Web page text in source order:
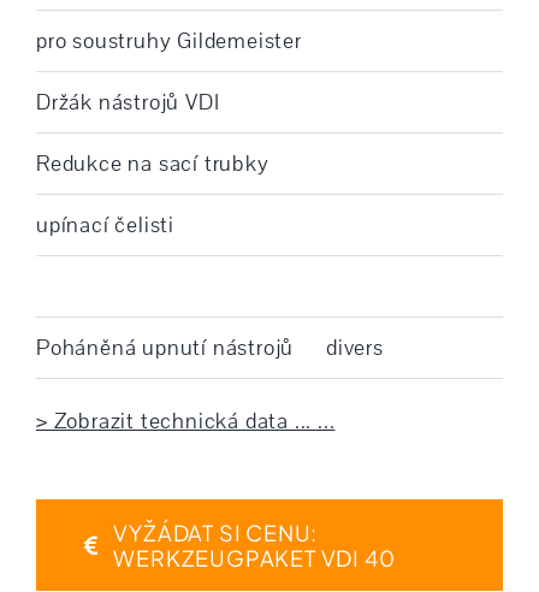
pro soustruhy Gildemeister
Držák nástrojů VDI
Redukce na sací trubky
upínací čelisti
Poháněná upnutí nástrojů divers
> Zobrazit technická data ... ...
VYŽÁDAT SI CENU:
WERKZEUGPAKET VDI 40